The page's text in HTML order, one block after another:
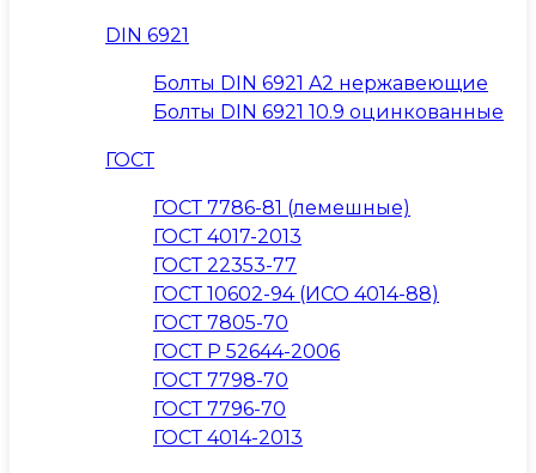
DIN 6921
Болты DIN 6921 A2 нержавеющие
Болты DIN 6921 10.9 оцинкованные
ГОСТ
ГОСТ 7786-81 (лемешные)
ГОСТ 4017-2013
ГОСТ 22353-77
ГОСТ 10602-94 (ИСО 4014-88)
ГОСТ 7805-70
ГОСТ Р 52644-2006
ГОСТ 7798-70
ГОСТ 7796-70
ГОСТ 4014-2013